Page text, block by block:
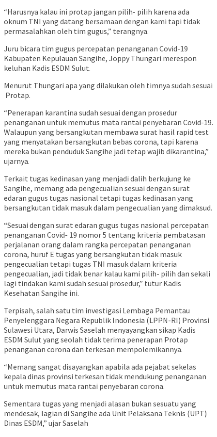
“Harusnya kalau ini protap jangan pilih- pilih karena ada
oknum TNI yang datang bersamaan dengan kami tapi tidak
permasalahkan oleh tim gugus,” terangnya.
Juru bicara tim gugus percepatan penanganan Covid-19
Kabupaten Kepulauan Sangihe, Joppy Thungari merespon
keluhan Kadis ESDM Sulut.
Menurut Thungari apa yang dilakukan oleh timnya sudah sesuai
Protap.
“Penerapan karantina sudah sesuai dengan prosedur
penanganan untuk memutus mata rantai penyebaran Covid-19.
Walaupun yang bersangkutan membawa surat hasil rapid test
yang menyatakan bersangkutan bebas corona, tapi karena
mereka bukan penduduk Sangihe jadi tetap wajib dikarantina,”
ujarnya.
Terkait tugas kedinasan yang menjadi dalih berkujung ke
Sangihe, memang ada pengecualian sesuai dengan surat
edaran gugus tugas nasional tetapi tugas kedinasan yang
bersangkutan tidak masuk dalam pengecualian yang dimaksud.
“Sesuai dengan surat edaran gugus tugas nasional percepatan
penanganan Covid- 19 nomor 5 tentang kriteria pembatasan
perjalanan orang dalam rangka percepatan penanganan
corona, huruf E tugas yang bersangkutan tidak masuk
pengecualian tetapi tugas TNI masuk dalam kriteria
pengecualian, jadi tidak benar kalau kami pilih- pilih dan sekali
lagi tindakan kami sudah sesuai prosedur,” tutur Kadis
Kesehatan Sangihe ini.
Terpisah, salah satu tim investigasi Lembaga Pemantau
Penyelenggara Negara Republik Indonesia (LPPN-RI) Provinsi
Sulawesi Utara, Darwis Saselah menyayangkan sikap Kadis
ESDM Sulut yang seolah tidak terima penerapan Protap
penanganan corona dan terkesan mempolemikannya.
“Memang sangat disayangkan apabila ada pejabat sekelas
kepala dinas provinsi terkesan tidak mendukung penanganan
untuk memutus mata rantai penyebaran corona.
Sementara tugas yang menjadi alasan bukan sesuatu yang
mendesak, lagian di Sangihe ada Unit Pelaksana Teknis (UPT)
Dinas ESDM,” ujar Saselah